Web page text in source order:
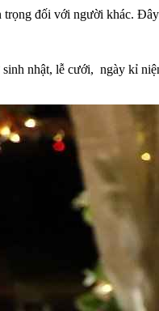
đối với người khác.
nhật, lễ cưới, ngày kỉ